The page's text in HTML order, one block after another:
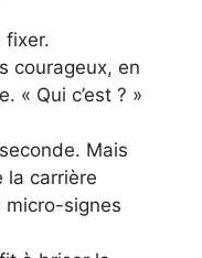
fixer.
courageux, en
« Qui c’est ? »
Mais
carrière
micro-signes